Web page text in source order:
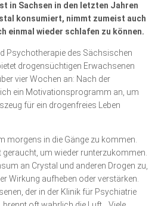
in Sachsen in den letzten Jahren
konsumiert, nimmt zumeist auch
einmal wieder schlafen zu können.
Psychotherapie des Sächsischen
drogensüchtigen Erwachsenen
vier Wochen an: Nach der
ein Motivationsprogramm an, um
für ein drogenfreies Leben
morgens in die Gänge zu kommen.
um wieder runterzukommen.
an Crystal und anderen Drogen zu,
Wirkung aufheben oder verstärken.
der in der Klinik für Psychiatrie